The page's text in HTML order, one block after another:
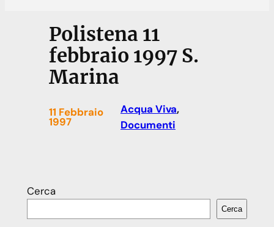
Polistena 11
febbraio 1997 S.
Marina
11 Febbraio
1997
Acqua Viva ,
Documenti
Cerca
Cerca